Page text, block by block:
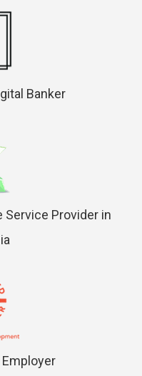
Banker
Service Provider in